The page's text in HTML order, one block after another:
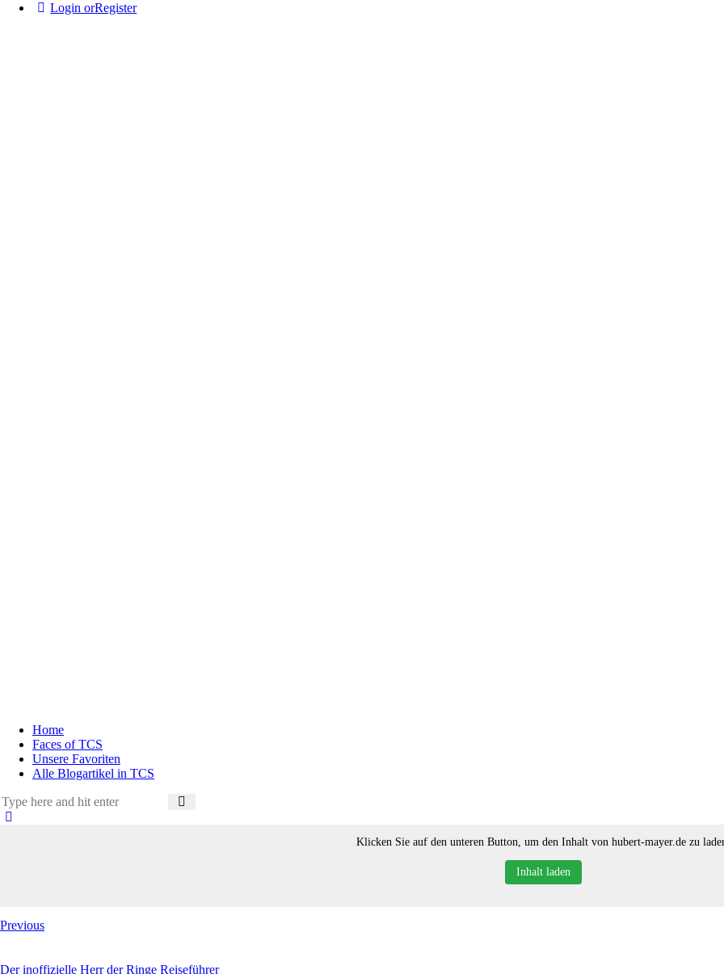
Login orRegister
Home
Faces of TCS
Unsere Favoriten
Alle Blogartikel in TCS
Klicken Sie auf den unteren Button, um den Inhalt von hubert-mayer.de zu
Inhalt laden
Beitragsnavigation
Previous
Der inoffizielle Herr der Ringe Reiseführer